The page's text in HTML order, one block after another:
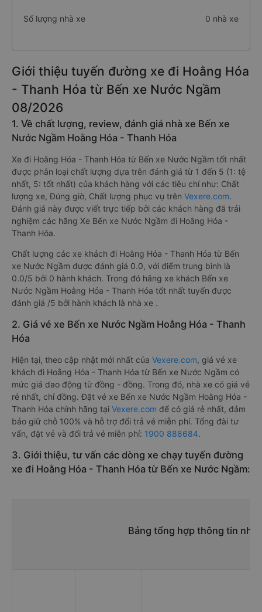
Số lượng nhà xe 0 nhà xe
Giới thiệu tuyến đường xe đi Hoằng Hóa
- Thanh Hóa từ Bến xe Nước Ngầm
08/2026
1. Về chất lượng, review, đánh giá nhà xe Bến xe
Nước Ngầm Hoằng Hóa - Thanh Hóa
Xe đi Hoằng Hóa - Thanh Hóa từ Bến xe Nước Ngầm tốt nhất
được phân loại chất lượng dựa trên đánh giá từ 1 đến 5 (1: tệ
nhất, 5: tốt nhất) của khách hàng với các tiêu chí như: Chất
lượng xe, Đúng giờ, Chất lượng phục vụ trên Vexere.com.
Đánh giá này được viết trực tiếp bởi các khách hàng đã trải
nghiệm các hãng Xe Bến xe Nước Ngầm đi Hoằng Hóa -
Thanh Hóa.
Chất lượng các xe khách đi Hoằng Hóa - Thanh Hóa từ Bến
xe Nước Ngầm được đánh giá 0.0, với điểm trung bình là
0.0/5 bởi 0 hành khách. Trong đó hãng xe khách Bến xe
Nước Ngầm Hoằng Hóa - Thanh Hóa tốt nhất tuyến được
đánh giá /5 bởi hành khách là nhà xe .
2. Giá vé xe Bến xe Nước Ngầm Hoằng Hóa - Thanh
Hóa
Hiện tại, theo cập nhật mới nhất của Vexere.com, giá vé xe
khách đi Hoằng Hóa - Thanh Hóa từ Bến xe Nước Ngầm có
mức giá dao động từ đồng - đồng. Trong đó, nhà xe có giá vé
rẻ nhất, chỉ đồng. Đặt vé xe Bến xe Nước Ngầm Hoằng Hóa -
Thanh Hóa chính hãng tại Vexere.com để có giá rẻ nhất, đảm
bảo giữ chỗ 100% và hỗ trợ đổi trả vé miễn phí. Tổng đài tư
vấn, đặt vé và đổi trả vé miễn phí: 1900 888684.
3. Giới thiệu, tư vấn các dòng xe chạy tuyến đường
xe đi Hoằng Hóa - Thanh Hóa từ Bến xe Nước Ngầm:
Bảng tổng hợp thông tin nhà